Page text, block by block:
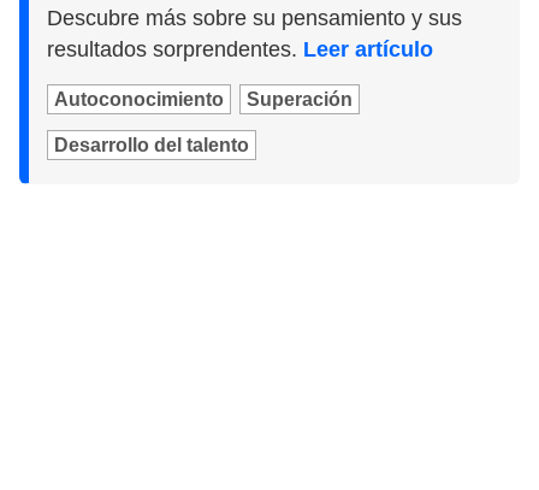
Descubre más sobre su pensamiento y sus
resultados sorprendentes. Leer artículo
Autoconocimiento Superación
Desarrollo del talento